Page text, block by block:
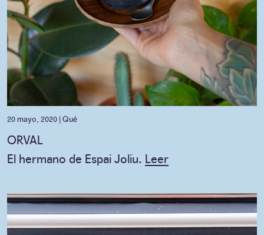
20 mayo, 2020 |Qué
ORVAL
El hermano de Espai Joliu. Leer